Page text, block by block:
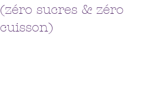
(zéro sucres & zéro
cuisson)